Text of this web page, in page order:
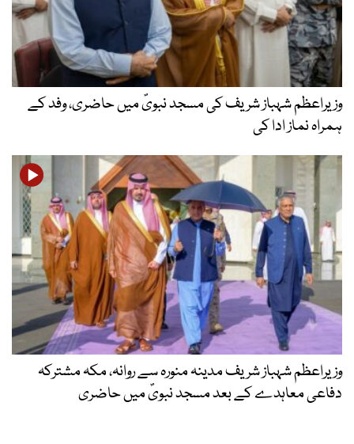
وزیراعظم شہباز شریف کی مسجد نبویؐ میں حاضری، وفد کے
ہمراہ نماز ادا کی
وزیراعظم شہباز شریف مدینہ منورہ سے روانہ، مکہ مشترکہ
دفاعی معاہدے کے بعد مسجد نبویؐ میں حاضری